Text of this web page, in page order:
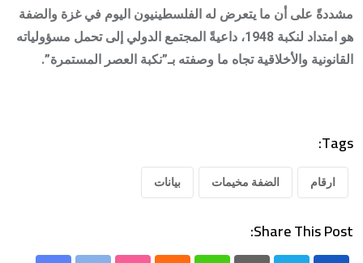
مشددةً على أن ما يتعرض له الفلسطينيون اليوم في غزة والضفة
هو امتداد لنكبة 1948، داعيةً المجتمع الدولي إلى تحمل مسؤولياته
القانونية والأخلاقية تجاه ما وصفته بـ”نكبة العصر المستمرة”.
Tags:
ارقام الضفة مخيمات بيانات
Share This Post: